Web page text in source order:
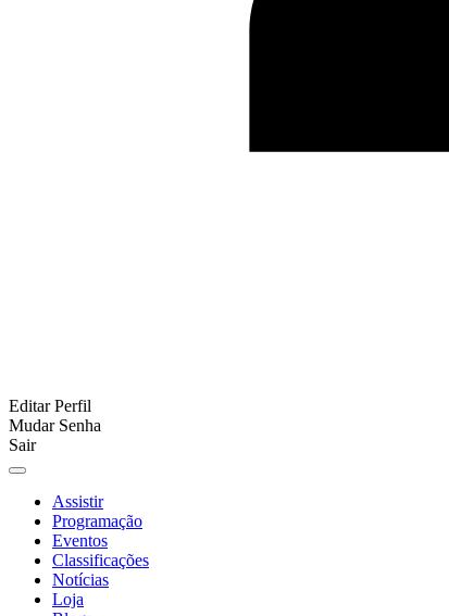
Editar Perfil
Mudar Senha
Sair
Assistir
Programação
Eventos
Classificações
Notícias
Loja